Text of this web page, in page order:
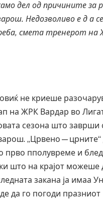
дел од причините за
Недозволиво е д а
смета тренерот на
не криеше
на ЖРК Вардар во
сезона што заврши
„Црвено—црните“
прво пполувреме и
што на крајот можеше
закана ја имаа
да го погоди празниот